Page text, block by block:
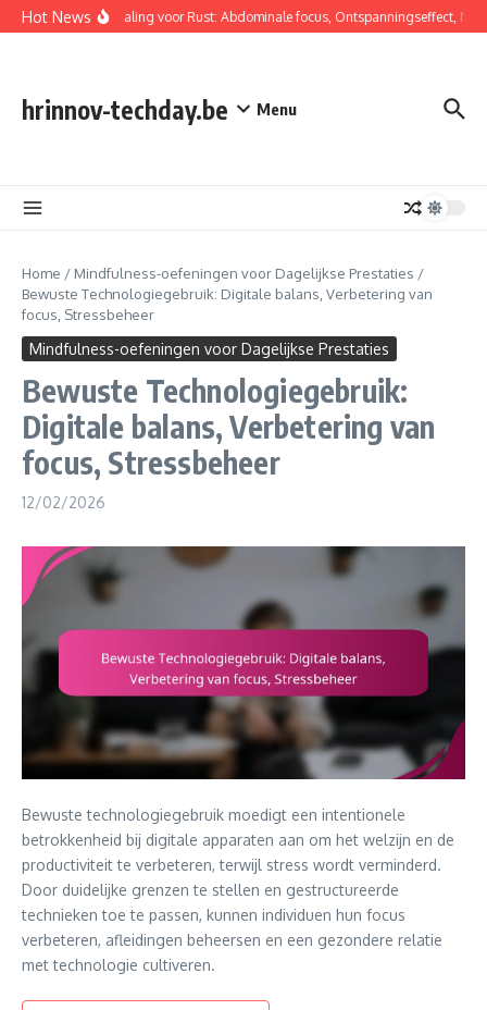
Skip to content
Hot News
Buikademhaling voor Rust: Abdominale focus, Ontspanningseffect, Niet-
hrinnov-techday.be Menu
Home / Mindfulness-oefeningen voor Dagelijkse Prestaties /
Bewuste Technologiegebruik: Digitale balans, Verbetering van
focus, Stressbeheer
Mindfulness-oefeningen voor Dagelijkse Prestaties
Bewuste Technologiegebruik:
Digitale balans, Verbetering van
focus, Stressbeheer
12/02/2026
Bewuste technologiegebruik moedigt een intentionele
betrokkenheid bij digitale apparaten aan om het welzijn en de
productiviteit te verbeteren, terwijl stress wordt verminderd.
Door duidelijke grenzen te stellen en gestructureerde
technieken toe te passen, kunnen individuen hun focus
verbeteren, afleidingen beheersen en een gezondere relatie
met technologie cultiveren.